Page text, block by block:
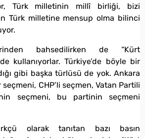
Türk milletinin millî birliği, bizi
Türk milletine mensup olma bilinci
bahsedilirken de “Kürt
kullanıyorlar. Türkiye’de böyle bir
gibi başka türlüsü de yok. Ankara
CHP’li seçmen, Vatan Partili
seçmeni, bu partinin seçmeni
olarak tanıtan bazı basın